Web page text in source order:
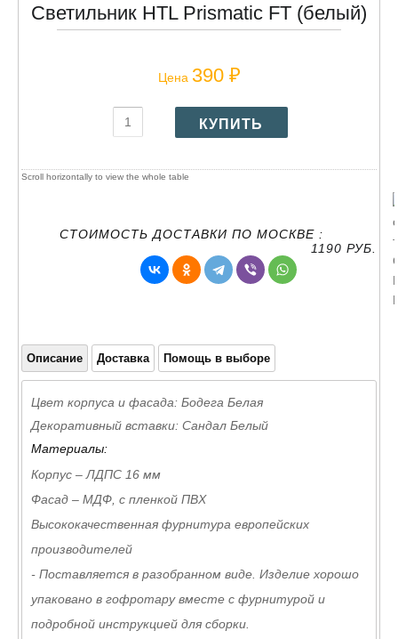
Светильник HTL Prismatic FT (белый)
Цена 390 ₽
СТОИМОСТЬ ДОСТАВКИ ПО МОСКВЕ :
1190 РУБ.
Описание Доставка Помощь в выборе
Цвет корпуса и фасада: Бодега Белая
Декоративный вставки: Сандал Белый
Материалы:
Корпус – ЛДПС 16 мм
Фасад – МДФ, с пленкой ПВХ
Высококачественная фурнитура европейских
производителей
- Поставляется в разобранном виде. Изделие хорошо
упаковано в гофротару вместе с фурнитурой и
подробной инструкцией для сборки.